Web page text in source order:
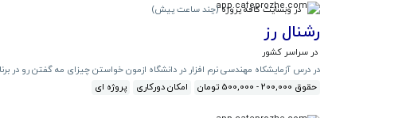
در وبسایت کافه پروژه (چند ساعت پیش)
رشنال رز
در سراسر کشور
در درس آزمایشکاه مهندسی نرم افزار در دانشگاه ازمون خواستن چیزای مه گفتن رو در برنامه
حقوق 200,000 - 500,000 تومان
امکان دورکاری پروژه ای